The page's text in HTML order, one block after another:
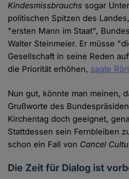
Kindesmissbrauchs sogar
politischen Spitzen des
"ersten Mann im Staat",
Walter Steinmeier. Er müsse
Gesellschaft in seine Reden
die Priorität erhöhen, sagte
Nun gut, könnte man meinen,
Grußworte des
Kirchentag doch geeignet,
Stattdessen sein Fernbleiben
schon ein Fall von Cancel
Die Zeit für Dialog ist